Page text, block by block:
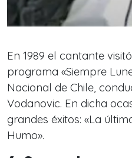
En 1989 el cantante
programa «Siempre
Nacional de Chile,
Vodanovic. En dicha
grandes éxitos: «La
Humo».